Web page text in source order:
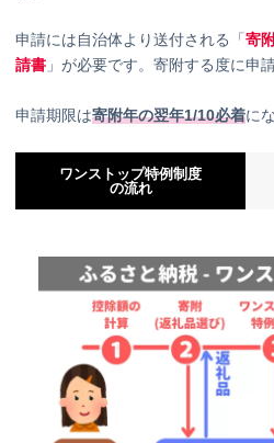
申請には自治体より送付される「寄
請書 」が必要です。寄附する度に申
申請期限は寄附年の翌年1/10必着に
ワンストップ特例制度
の流れ